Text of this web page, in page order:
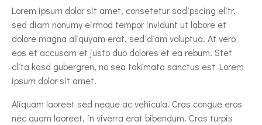
Lorem ipsum dolor sit amet, consetetur sadipscing elitr,
sed diam nonumy eirmod tempor invidunt ut labore et
dolore magna aliquyam erat, sed diam voluptua. At vero
eos et accusam et justo duo dolores et ea rebum. Stet
clita kasd gubergren, no sea takimata sanctus est Lorem
ipsum dolor sit amet.
Aliquam laoreet sed neque ac vehicula. Cras congue eros
nec quam laoreet, in viverra erat bibendum. Cras turpis